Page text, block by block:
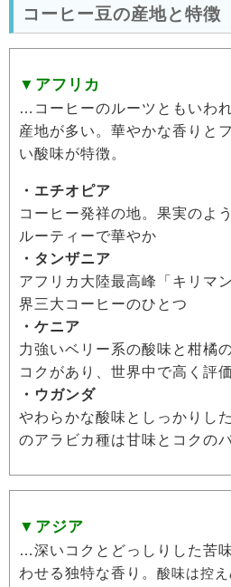
コーヒー豆の産地と特徴
▼アフリカ
…コーヒーのルーツともいわ
産地が多い。華やかな香りと
い酸味が特徴。
・エチオピア
コーヒー発祥の地。果実のよ
ルーティーで華やか
・タンザニア
アフリカ大陸最高峰「キリマ
界三大コーヒーのひとつ
・ケニア
力強いベリー系の酸味と柑橘
コクがあり、世界中で高く評
・ウガンダ
やわらかな酸味としっかりし
のアラビカ種は甘味とコクの
▼アジア
…深いコクとどっしりした苦
わせる独特な香り。 酸味は控